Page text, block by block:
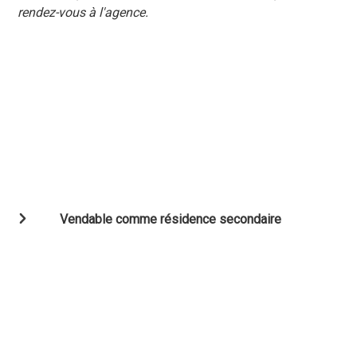
rendez-vous à l'agence.
Vendable comme résidence secondaire